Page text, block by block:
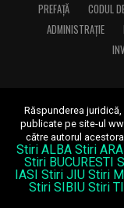
PREFAȚĂ CODUL
ADMINISTRAȚIE
Răspunderea
publicate pe site-ul
către autorul
Stiri ALBA Stiri
Stiri BUCURESTI
IASI Stiri JIU Stiri
Stiri SIBIU Stiri